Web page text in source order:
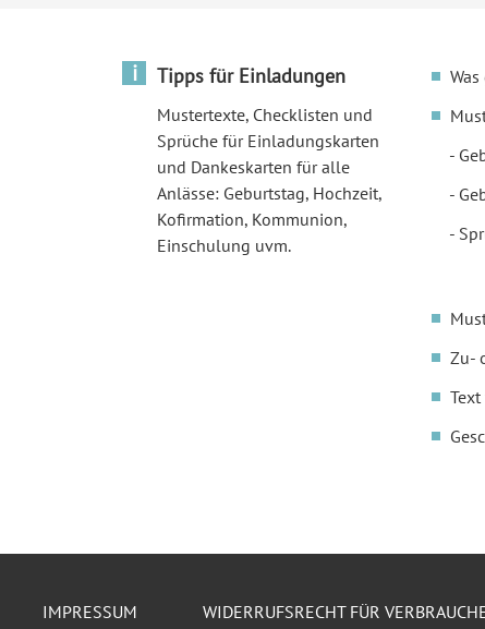
i Tipps für Einladungen
Mustertexte, Checklisten und
Sprüche für Einladungskarten
und Dankeskarten für alle
Anlässe: Geburtstag, Hochzeit,
Kofirmation, Kommunion,
Einschulung uvm.
Zu-
IMPRESSUM WIDERRUFSRECHT FÜR